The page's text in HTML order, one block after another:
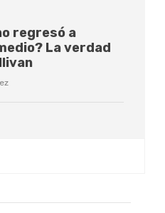
regresó a
La verdad